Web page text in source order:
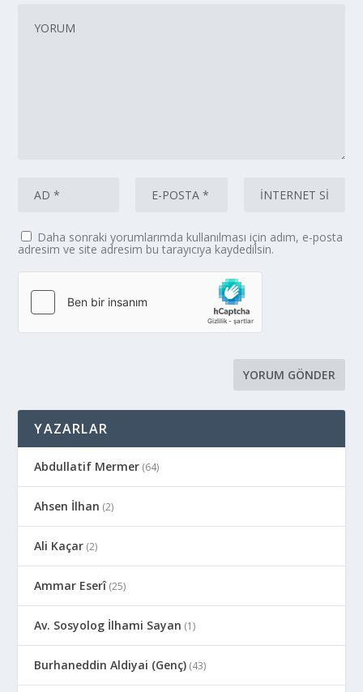
Daha sonraki yorumlarımda kullanılması için adım, e-posta
adresim ve site adresim bu tarayıcıya kaydedilsin.
YAZARLAR
Abdullatif Mermer (64)
Ahsen İlhan (2)
Ali Kaçar (2)
Ammar Eserî(25)
Av. Sosyolog İlhami Sayan (1)
Burhaneddin Aldiyai (Genç) (43)